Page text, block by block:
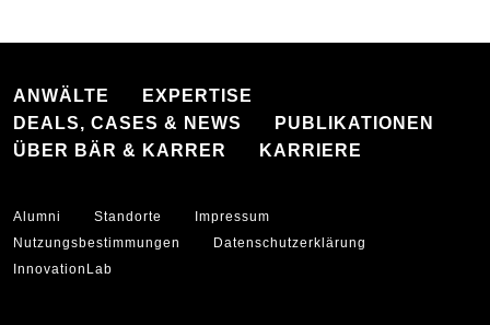
ANWÄLTE
EXPERTISE
DEALS, CASES & NEWS
PUBLIKATIONEN
ÜBER BÄR & KARRER
KARRIERE
Alumni Standorte
Impressum
Nutzungsbestimmungen
Datenschutzerklärung
InnovationLab